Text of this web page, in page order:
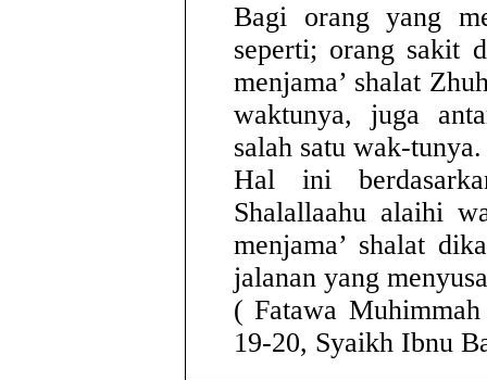
Bagi orang yang
seperti; orang sakit
menjama’ shalat
waktunya, juga
salah satu wak-tunya.
Hal ini
Shalallaahu alaihi
menjama’ shalat
jalanan yang
( Fatawa
19-20, Syaikh Ibnu